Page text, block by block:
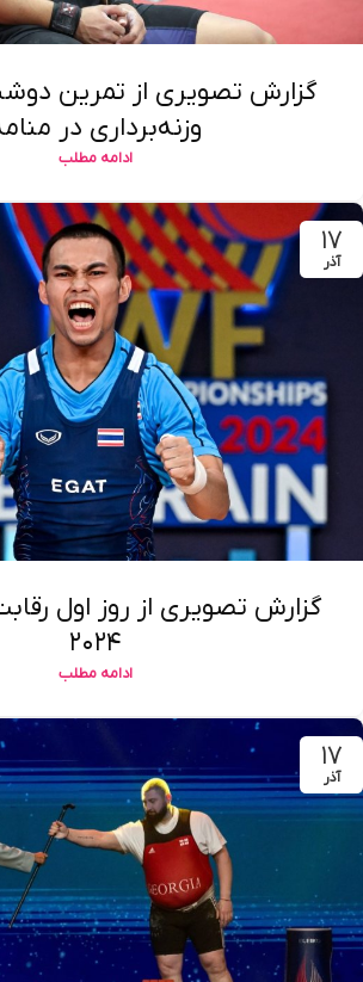
گزارش تصویری از تمرین
وزنه‌برداری در
ادامه مطلب
۱۷
آذر
گزارش تصویری از روز اول
۲۰۲۴
ادامه مطلب
۱۷
آذر